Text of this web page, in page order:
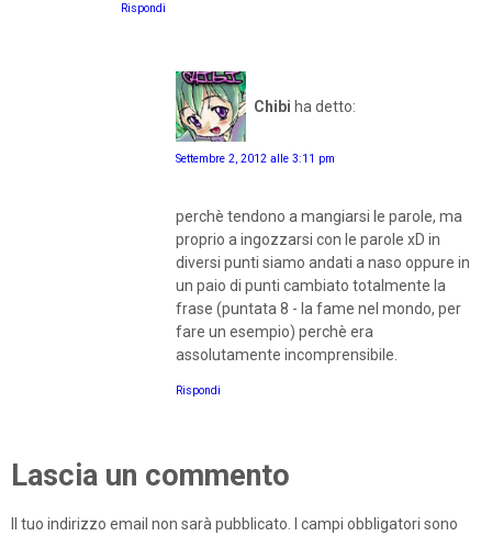
Rispondi
Chibi ha detto:
Settembre 2, 2012 alle 3:11 pm
perchè tendono a mangiarsi le parole, ma
proprio a ingozzarsi con le parole xD in
diversi punti siamo andati a naso oppure in
un paio di punti cambiato totalmente la
frase (puntata 8 - la fame nel mondo, per
fare un esempio) perchè era
assolutamente incomprensibile.
Rispondi
Lascia un commento
Il tuo indirizzo email non sarà pubblicato.
I campi obbligatori sono